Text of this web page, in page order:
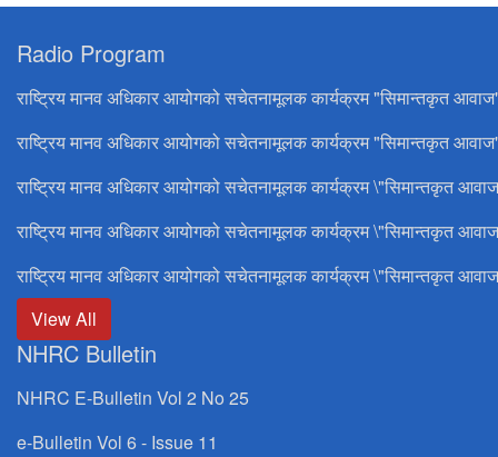
Radio Program
राष्ट्रिय मानव अधिकार आयोगको सचेतनामूलक कार्यक्रम "सिमान्तकृत
राष्ट्रिय मानव अधिकार आयोगको सचेतनामूलक कार्यक्रम "सिमान्तकृत
राष्ट्रिय मानव अधिकार आयोगको सचेतनामूलक कार्यक्रम \"सिमान्तकृत
राष्ट्रिय मानव अधिकार आयोगको सचेतनामूलक कार्यक्रम \"सिमान्तकृत
राष्ट्रिय मानव अधिकार आयोगको सचेतनामूलक कार्यक्रम \"सिमान्तकृत
View All
NHRC Bulletin
NHRC E-Bulletin Vol 2 No 25
e-Bulletin Vol 6 - Issue 11